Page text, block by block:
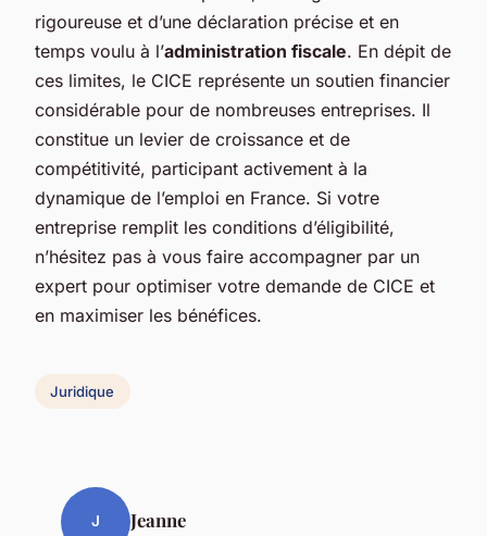
rigoureuse et d’une déclaration précise et en
temps voulu à l’administration fiscale. En dépit de
ces limites, le CICE représente un soutien financier
considérable pour de nombreuses entreprises. Il
constitue un levier de croissance et de
compétitivité, participant activement à la
dynamique de l’emploi en France. Si votre
entreprise remplit les conditions d’éligibilité,
n’hésitez pas à vous faire accompagner par un
expert pour optimiser votre demande de CICE et
en maximiser les bénéfices.
Juridique
J Jeanne